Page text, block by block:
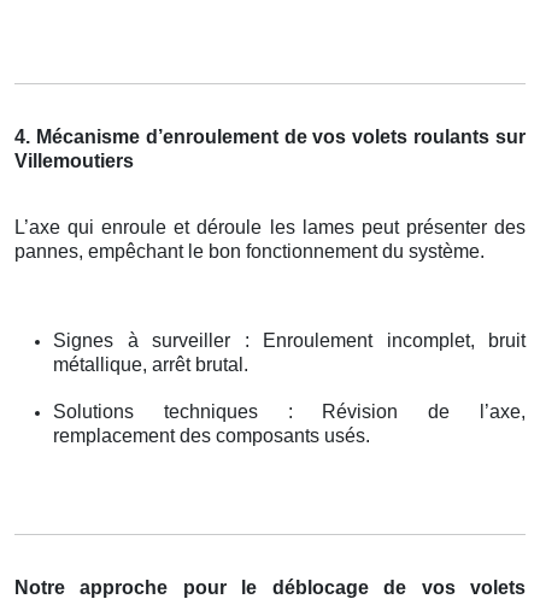
4. Mécanisme d’enroulement de vos volets roulants sur
Villemoutiers
L’axe qui enroule et déroule les lames peut présenter des
pannes, empêchant le bon fonctionnement du système.
Signes à surveiller : Enroulement incomplet, bruit
métallique, arrêt brutal.
Solutions techniques : Révision de l’axe,
remplacement des composants usés.
Notre approche pour le déblocage de vos volets